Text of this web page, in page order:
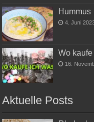
Hummus
4. Juni
Wo
16.
Aktuelle Posts